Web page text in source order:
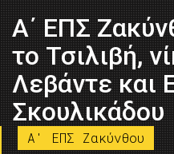
Α΄ ΕΠΣ
το Τσιλιβή,
Λεβάντε και
Σκουλικάδου
A' ΕΠΣ Ζακύνθου